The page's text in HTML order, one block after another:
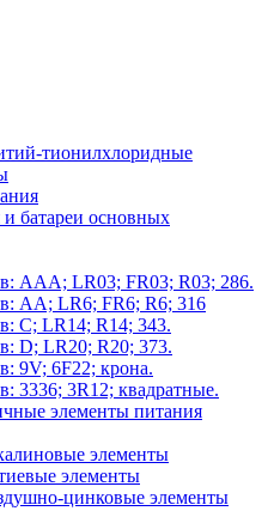
тионилхлоридные
батареи основных
AAA; LR03; FR03; R03; 286.
AA; LR6; FR6; R6; 316
C; LR14; R14; 343.
D; LR20; R20; 373.
9V; 6F22; крона.
3336; 3R12; квадратные.
элементы питания
элементы
элементы
цинковые элементы